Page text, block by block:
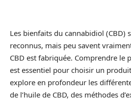
Les bienfaits du cannabidiol (CBD)
reconnus, mais peu savent
CBD est fabriquée. Comprendre le
est essentiel pour choisir un
explore en profondeur les
de l’huile de CBD, des méthodes